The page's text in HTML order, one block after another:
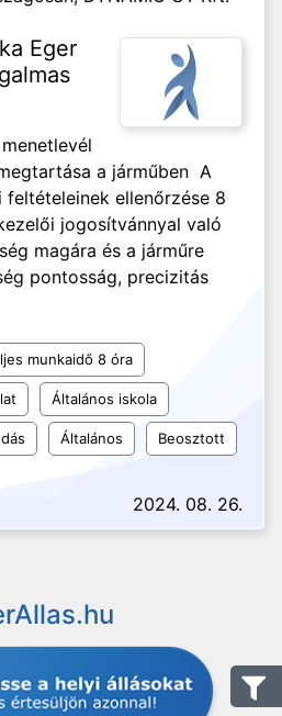
Eger
a járműben A
feltételeinek ellenőrzése 8
jogosítvánnyal való
magára és a járműre
pontosság, precizitás
munkaidő 8 óra
Általános iskola
Általános Beosztott
2024. 08. 26.